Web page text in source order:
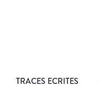
TRACES ECRITES